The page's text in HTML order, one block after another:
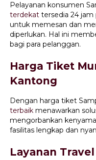
Pelayanan konsumen
terdekat tersedia 24
untuk memesan dan
diperlukan. Hal ini
bagi para pelanggan.
Harga Tiket
Kantong
Dengan harga tiket
terbaik menawarkan
mengorbankan
fasilitas lengkap dan
Layanan